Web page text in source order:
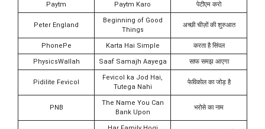
Paytm Paytm Karo पेटीएम करो
Peter England
Beginning of Good
Things
अच्छी चीज़ों की शुरुआत
PhonePe Karta Hai Simple करता है सिंपल
PhysicsWallah Saaf Samajh Aayega साफ समझ आएगा
Pidilite Fevicol
Fevicol ka Jod Hai,
Tutega Nahi
फेविकोल का जोड़ है
PNB
The Name You Can
Bank Upon
भरोसे का नाम